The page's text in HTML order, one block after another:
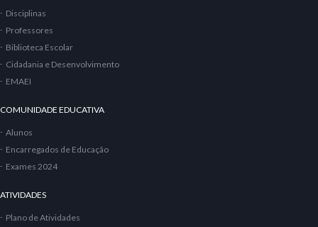
Disciplinas
Professores
Biblioteca Escolar
Cidadania e Desenvolvimento
EMAEI
COMUNIDADE EDUCATIVA
Alunos
Encarregados de Educação
Exames 2024
ATIVIDADES
Plano de Atividades